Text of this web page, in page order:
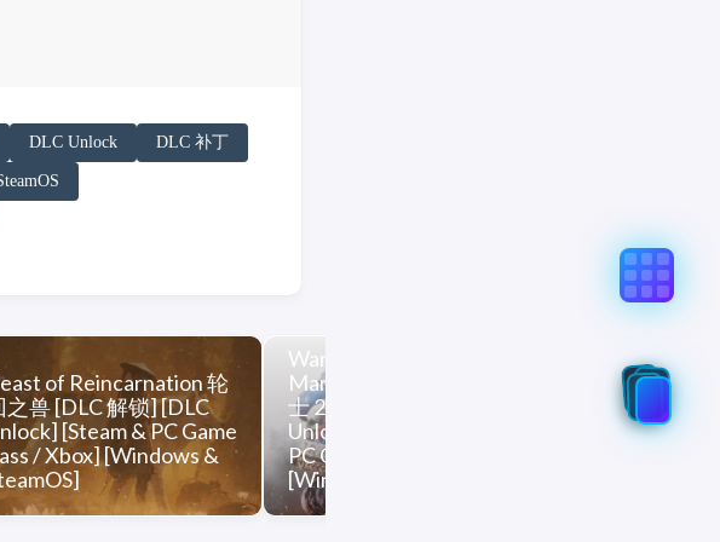
可能与原文真实意图存在偏差，不代表「非线性列车」观点和立场，请点
DLC Unlock DLC 补丁
of Reincarnation 轮
之兽 [DLC 解锁] [DLC
[Steam & PC Game
/ Xbox] [Windows &
Warhammer 40000 Space
Marine 2 战锤40K 星际战
士 2 [DLC 解锁] [DLC
Unlock] [Steam & Epic &
PC Game Pass / Xbox]
[Windows & SteamOS]
Farming
农场 25
Unlock]
PC Game